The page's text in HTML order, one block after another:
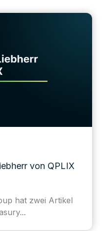
von QPLIX
hat zwei Artikel